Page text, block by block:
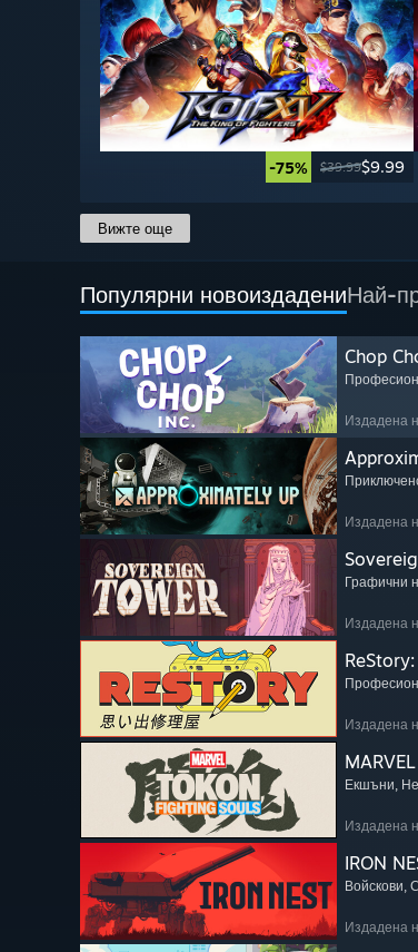
-75% $39.99$9.99
Вижте още
Популярни новоиздадениНай-
Chop
Издадена
Издадена
Графични
Издадена
Издадена
Екшъни,
Издадена
IRON
Войскови,
Издадена